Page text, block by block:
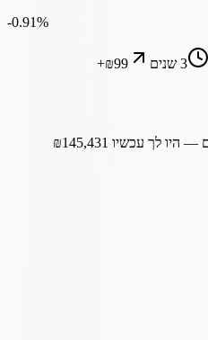
‎-0.91%
3 שנים +₪99
— היו לך עכשיו ₪145,431